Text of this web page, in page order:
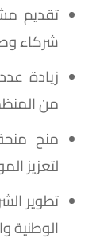
تقديم
شركاء
زيادة
من
منح
لتعزيز
تطوير
الوطنية